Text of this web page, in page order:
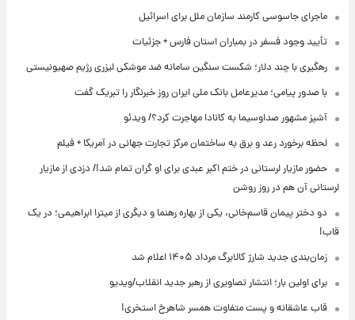
ماجرای جاسوسی کارمند سازمان ملل برای اسرائیل
تأیید وجود فسفر در بمباران استان فارس + جزئیات
رهگیری با چند دلار؛ شکست سنگین سامانه ضد موشکی لیزری رژیم صهیونیستی
با صدور پیامی؛ مدیرعامل بانک ملی ایران روز خبرنگار را تبریک گفت
آشپز مشهور صداوسیما به کانادا مهاجرت کرد؟/ ویدئو
لحظه برخورد رعد و برق به ساختمان مرکز تجارت جهانی در آمریکا + فیلم
حضور مازیار لرستانی در ختم اکبر عبدی برای او گران تمام شد!/ دزدی از مازیار
لرستانی آن هم در روز روشن
دو دختر پیمان قاسم‌خانی، یکی از بهاره رهنما و دیگری از میترا ابراهیمی؛ در یک
قاب!
زمان‌بندی جدید شارژ کالابرگ مرداد ۱۴۰۵ اعلام شد
برای اولین بار؛ انتشار تصاویری از رهبر جدید انقلاب/ویدیو
قاب عاشقانه و پست متفاوت همسر شاهرخ استخری!